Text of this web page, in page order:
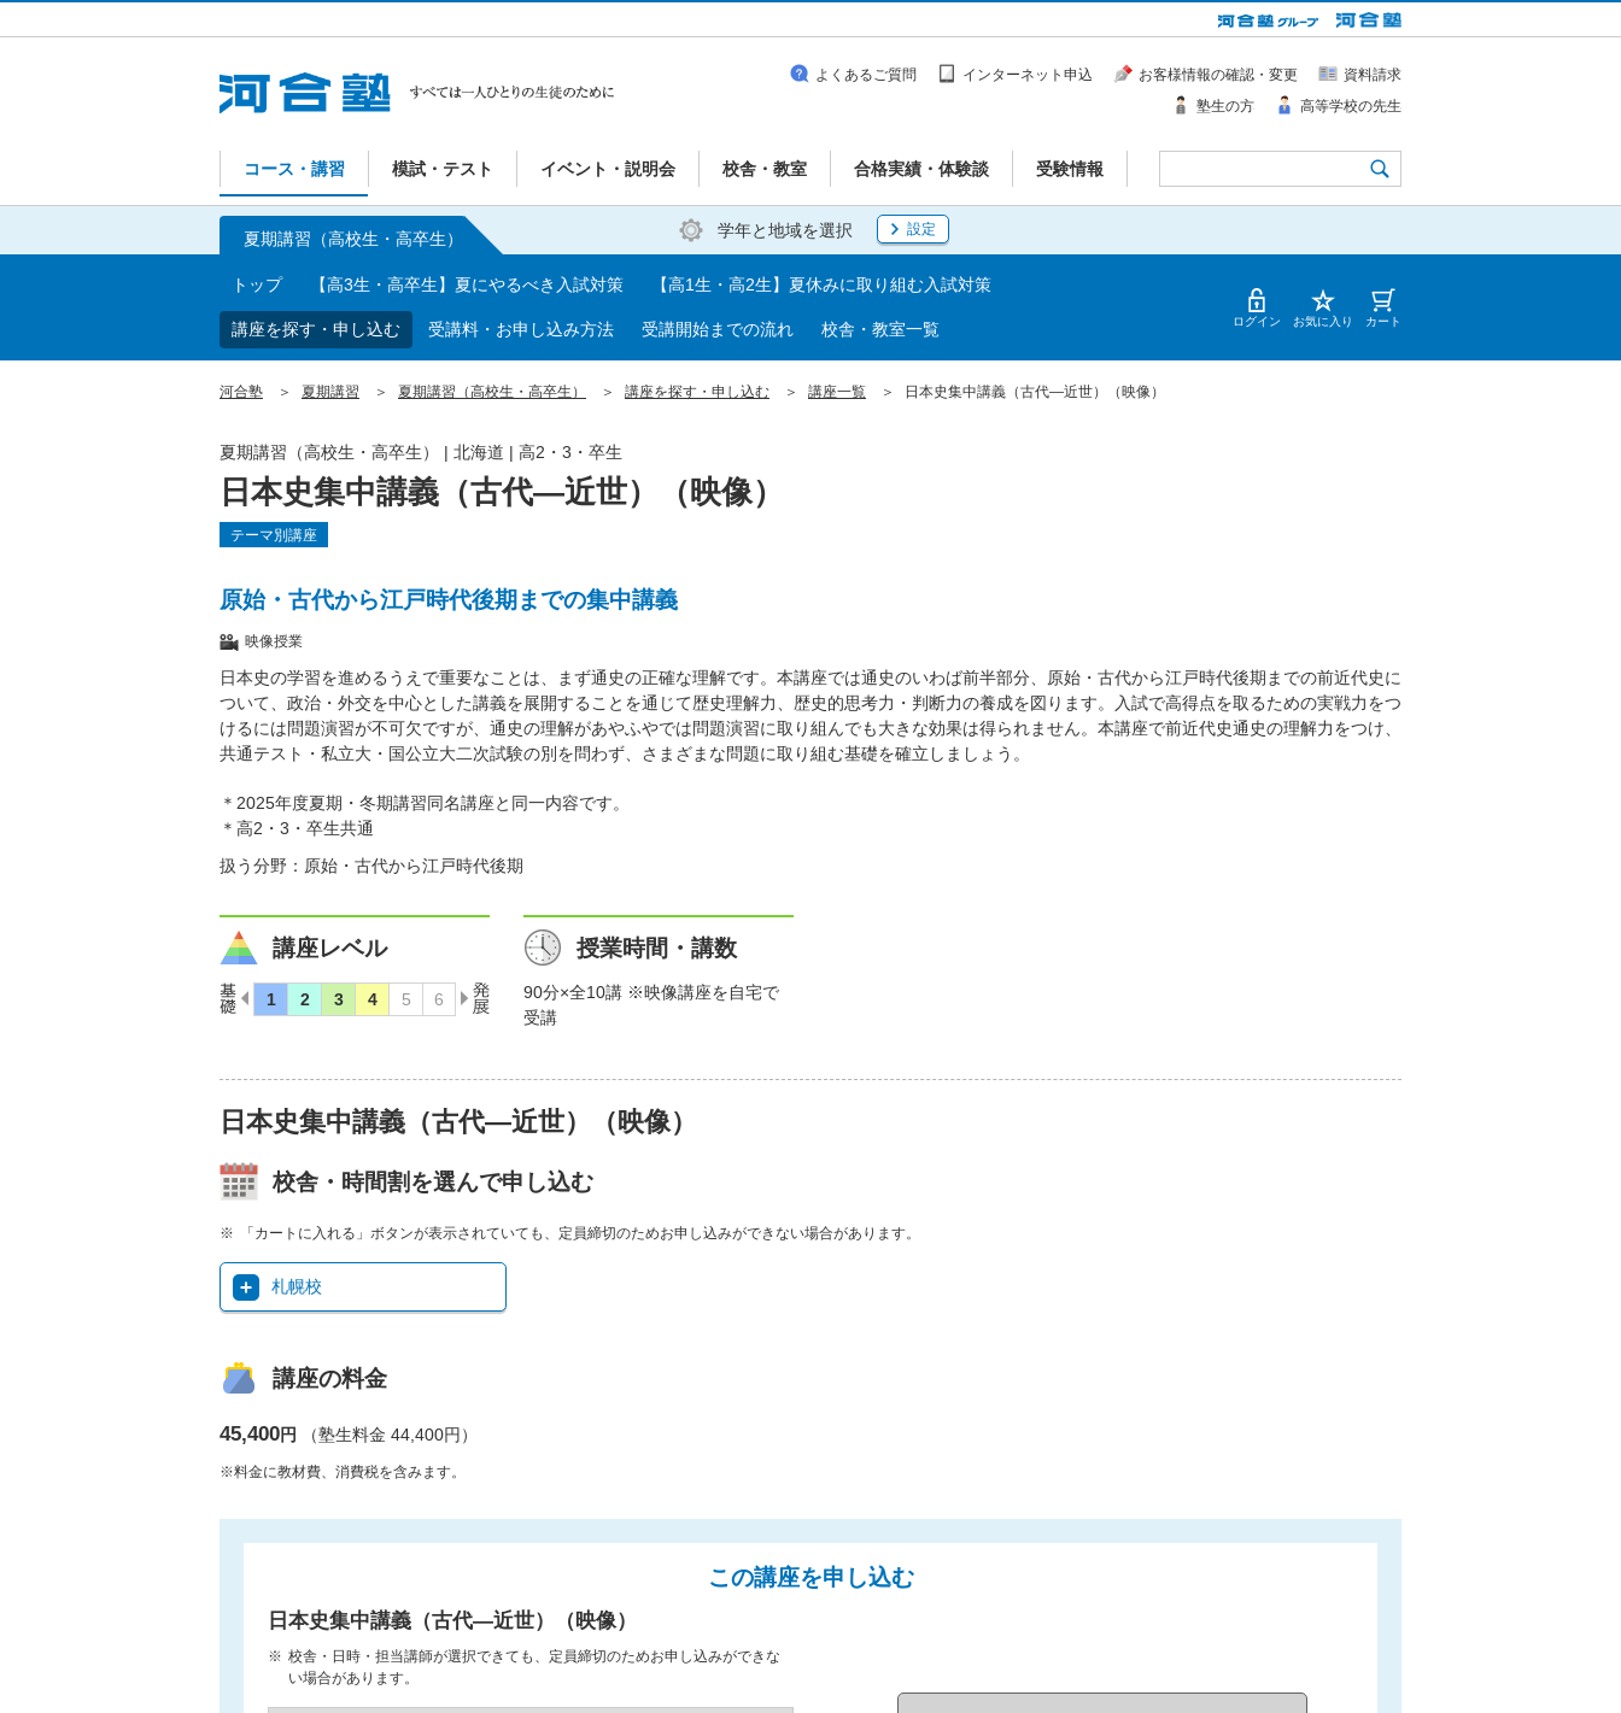
コース・講習 模試・テスト イベント・説明会 校舎・教室 合格実績・体験談 受験情報
よくあるご質問 インターネット申込 お客様情報の確認・変更
資料請求
塾生の方
高等学校の先生
学年と地域を選択 設定
夏期講習（高校生・高卒生）
トップ 【高3生・高卒生】夏にやるべき入試対策 【高1生・高2生】夏休みに取り組む入試対策
講座を探す・申し込む 受講料・お申し込み方法 受講開始までの流れ 校舎・教室一覧 ログイン お気に入り カート
河合塾 夏期講習 夏期講習（高校生・高卒生） 講座を探す・申し込む 講座一覧 日本史集中講義（古代―近世）（映像）
日本史集中講義（古代―近世）（映像）
夏期講習（高校生・高卒生） | 北海道 | 高2・3・卒生
テーマ別講座
原始・古代から江戸時代後期までの集中講義
映像授業
日本史の学習を進めるうえで重要なことは、まず通史の正確な理解です。本講座では通史のいわば前半部分、原始・古代から江戸時代後期までの前近代史に
ついて、政治・外交を中心とした講義を展開することを通じて歴史理解力、歴史的思考力・判断力の養成を図ります。入試で高得点を取るための実戦力をつ
けるには問題演習が不可欠ですが、通史の理解があやふやでは問題演習に取り組んでも大きな効果は得られません。本講座で前近代史通史の理解力をつけ、
共通テスト・私立大・国公立大二次試験の別を問わず、さまざまな問題に取り組む基礎を確立しましょう。
＊2025年度夏期・冬期講習同名講座と同一内容です。
＊高2・3・卒生共通
扱う分野：原始・古代から江戸時代後期
講座レベル 授業時間・講数
90分×全10講 ※映像講座を自宅で
受講
日本史集中講義（古代―近世）（映像）
校舎・時間割を選んで申し込む
「カートに入れる」ボタンが表示されていても、定員締切のためお申し込みができない場合があります。
札幌校
講座の料金
45,400円 （塾生料金 44,400円）
※料金に教材費、消費税を含みます。
この講座を申し込む
日本史集中講義（古代―近世）（映像）
校舎・日時・担当講師が選択できても、定員締切のためお申し込みができな
い場合があります。